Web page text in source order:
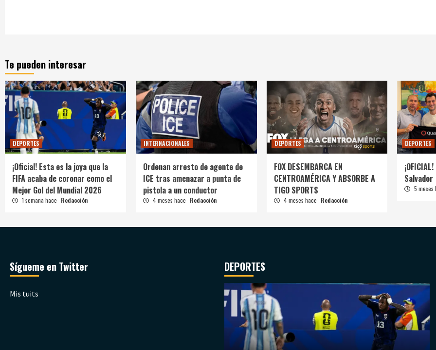
Te pueden interesar
DEPORTES
¡Oficial! Esta es la joya que la
FIFA acaba de coronar como el
Mejor Gol del Mundial 2026
1 semana hace Redacción
INTERNACIONALES
Ordenan arresto de agente de
ICE tras amenazar a punta de
pistola a un conductor
4 meses hace Redacción
DEPORTES
FOX DESEMBARCA EN
CENTROAMÉRICA Y ABSORBE A
TIGO SPORTS
4 meses hace Redacción
DEPORTES
Salvador
5
Sígueme en Twitter
Mis tuits
DEPORTES